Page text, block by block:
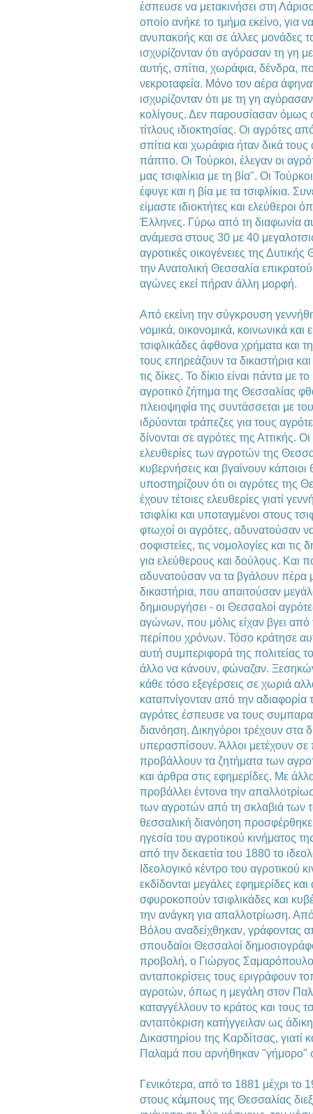
έσπευσε να μετακινήσει στη
οποίο ανήκε το τμήμα εκείνο, για
ανυπακοής και σε άλλες μονάδες
ισχυρίζονταν ότι αγόρασαν τη γη
αυτής, σπίτια, χωράφια, δένδρα,
νεκροταφεία. Μόνο τον αέρα
ισχυρίζονταν ότι με τη γη
κολίγους. Δεν παρουσίασαν όμως
τίτλους ιδιοκτησίας. Οι αγρότες
σπίτια και χωράφια ήταν δικά
πάππο. Οι Τούρκοι, έλεγαν οι
μας τσιφλίκια με τη βία". Οι
έφυγε και η βία με τα τσιφλίκια.
είμαστε ιδιοκτήτες και ελεύθεροι
Έλληνες. Γύρω από τη διαφωνία
ανάμεσα στους 30 με 40
αγροτικές οικογένειες της
την Ανατολική Θεσσαλία
αγώνες εκεί πήραν άλλη μορφή.
Από εκείνη την σύγκρουση
νομικά, οικονομικά, κοινωνικά και
τσιφλικάδες άφθονα χρήματα και
τους επηρεάζουν τα δικαστήρια
τις δίκες. Το δίκιο είναι πάντα με
αγροτικό ζήτημα της Θεσσαλίας
πλειοψηφία της συντάσσεται με
ιδρύονται τράπεζες για τους
δίνονται σε αγρότες της Αττικής.
ελευθερίες των αγροτών της
κυβερνήσεις και βγαίνουν
υποστηρίζουν ότι οι αγρότες της
έχουν τέτοιες ελευθερίες γιατί
τσιφλίκι και υποταγμένοι στους
φτωχοί οι αγρότες, αδυνατούσαν
σοφιστείες, τις νομολογίες και
για ελεύθερους και δούλους. Και
αδυνατούσαν να τα βγάλουν πέρα
δικαστήρια, που απαιτούσαν
δημιουργήσει - οι Θεσσαλοί
αγώνων, που μόλις είχαν βγει
περίπου χρόνων. Τόσο κράτησε
αυτή συμπεριφορά της πολιτείας
άλλο να κάνουν, φώναζαν.
κάθε τόσο εξεγέρσεις σε χωριά
καταπνίγονταν από την
αγρότες έσπευσε να τους
διανόηση. Δικηγόροι τρέχουν στα
υπερασπίσουν. Άλλοι μετέχουν σε
προβάλλουν τα ζητήματα των
και άρθρα στις εφημερίδες. Με
προβάλλει έντονα την
των αγροτών από τη σκλαβιά των
θεσσαλική διανόηση προσφέρθηκε
ηγεσία του αγροτικού κινήματος
από την δεκαετία του 1880 το
Ιδεολογικό κέντρο του αγροτικού
εκδίδονται μεγάλες εφημερίδες
σφυροκοπούν τσιφλικάδες και
την ανάγκη για απαλλοτρίωση. Από
Βόλου αναδείχθηκαν, γράφοντας
σπουδαίοι Θεσσαλοί
προβολή, ο Γιώργος
ανταποκρίσεις τους εριγράφουν
αγροτών, όπως η μεγάλη στον
καταγγέλλουν το κράτος και τους
ανταπόκριση κατήγγειλαν ως
Δικαστηρίου της Καρδίτσας, γιατί
Παλαμά που αρνήθηκαν "γήμορο"
Γενικότερα, από το 1881 μέχρι το
στους κάμπους της Θεσσαλίας